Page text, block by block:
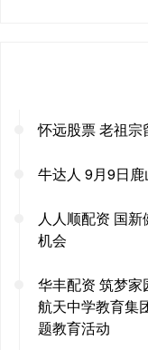
怀远股票 老祖宗
牛达人 9月9日
人人顺配资 国
机会
华丰配资 筑梦
航天中学教育集
题教育活动